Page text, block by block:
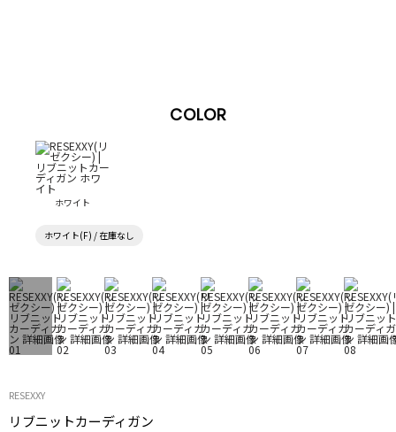
COLOR
ホワイト
ホワイト(F) / 在庫なし
RESEXXY
リブニットカーディガン